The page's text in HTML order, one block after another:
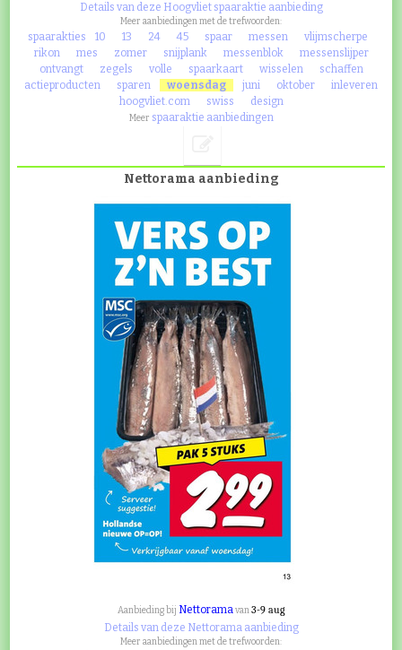
Details van deze Hoogvliet spaaraktie aanbieding
Meer aanbiedingen met de trefwoorden:
spaarakties 10 13 24 45 spaar messen
vlijmscherpe
rikon
mes zomer snijplank messenblok
messenslijper
ontvangt
zegels volle spaarkaart wisselen
schaffen
actieproducten
sparen woensdag juni oktober
inleveren
hoogvliet.com
swiss design
Meer spaaraktie aanbiedingen
Nettorama aanbieding
Aanbieding bij Nettoramavan3-9 aug
Details van deze Nettorama aanbieding
Meer aanbiedingen met de trefwoorden: